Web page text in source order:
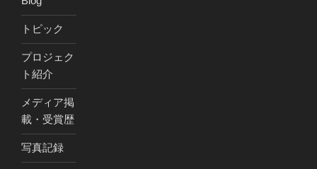
トピック
プロジェク
ト紹介
メディア掲
載・受賞歴
写真記録